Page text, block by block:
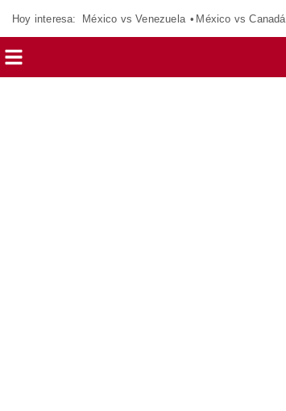
Hoy interesa: México vs Venezuela México vs Canadá